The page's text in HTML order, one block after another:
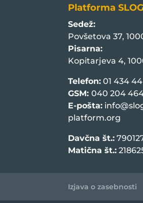
Platforma
Sedež:
Povšetova 37,
Pisarna:
Kopitarjeva 4,
Telefon: 01 434
GSM:040 204
E-pošta:
platform.org
Davčna št.:
Matična št.:
Izjava o zasebnosti